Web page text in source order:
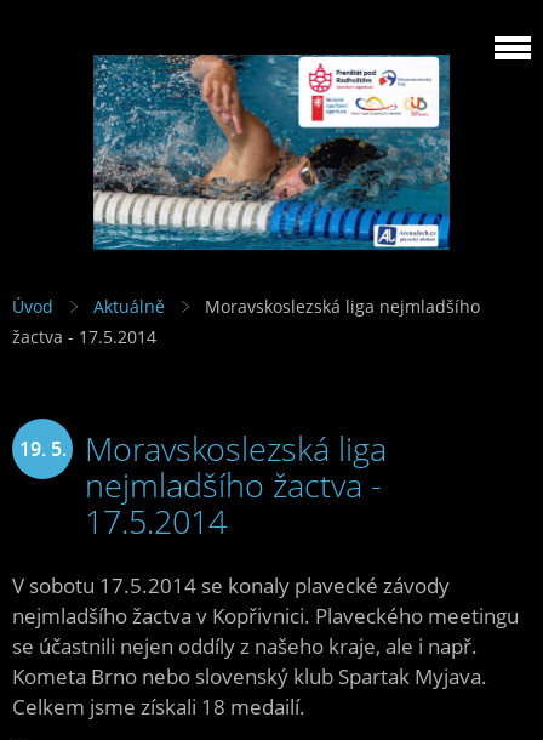
Úvod Aktuálně
Moravskoslezská liga nejmladšího
žactva - 17.5.2014
19. 5.
Moravskoslezská liga
nejmladšího žactva -
17.5.2014
V sobotu 17.5.2014 se konaly plavecké závody
nejmladšího žactva v Kopřivnici. Plaveckého meetingu
se účastnili nejen oddíly z našeho kraje, ale i např.
Kometa Brno nebo slovenský klub Spartak Myjava.
Celkem jsme získali 18 medailí.